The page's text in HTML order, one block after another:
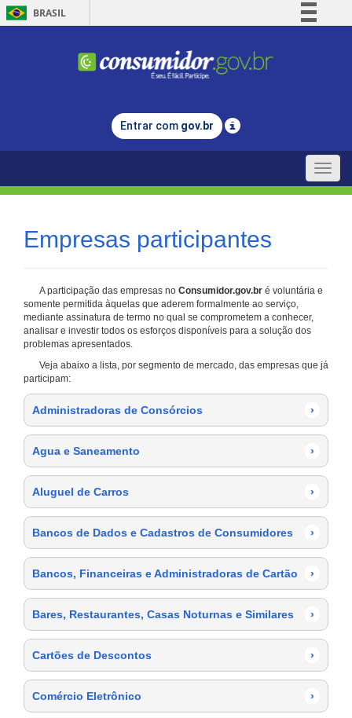
BRASIL
Comunica BR
Legislação
Entrar com gov.br
Toggle
Empresas participantes
A participação das empresas no Consumidor.gov.br é voluntária e
somente permitida àquelas que aderem formalmente ao serviço,
mediante assinatura de termo no qual se comprometem a conhecer,
analisar e investir todos os esforços disponíveis para a solução dos
problemas apresentados.
Veja abaixo a lista, por segmento de mercado, das empresas que já
participam:
Administradoras de Consórcios ›
Agua e Saneamento ›
Aluguel de Carros ›
Bancos de Dados e Cadastros de Consumidores ›
Bancos, Financeiras e Administradoras de Cartão ›
Bares, Restaurantes, Casas Noturnas e Similares ›
Cartões de Descontos ›
Comércio Eletrônico ›